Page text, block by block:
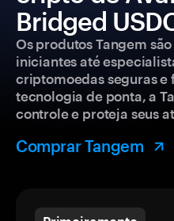
Bridged
Os produtos Tangem
iniciantes até
criptomoedas seguras e
tecnologia de ponta, a
controle e proteja seus
Comprar Tangem